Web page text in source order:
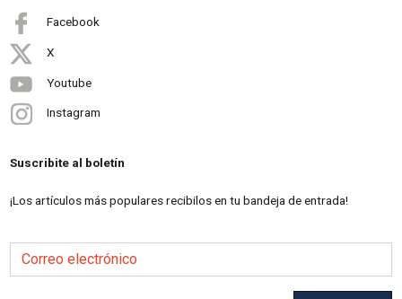
Facebook
X
Youtube
Instagram
Suscribite al boletín
¡Los artículos más populares recibilos en tu bandeja de entrada!
Correo electrónico